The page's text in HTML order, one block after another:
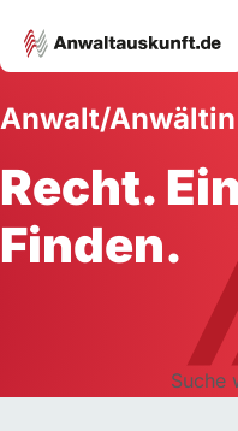
Anwalt/
Recht.
Finden.
Suche